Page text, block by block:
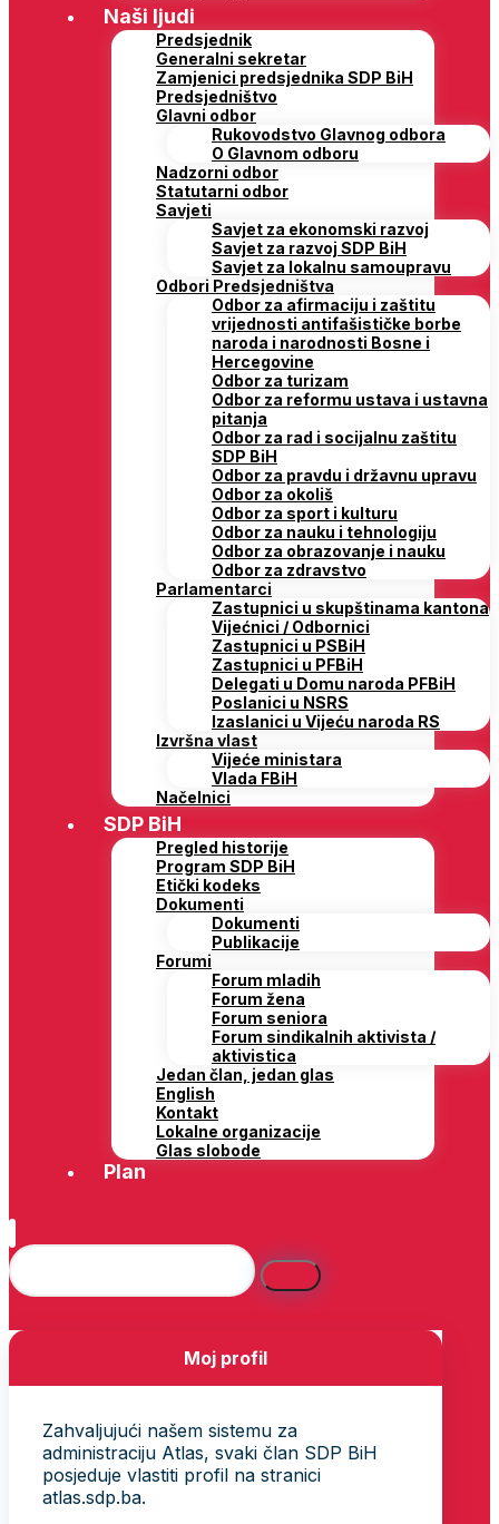
Naši ljudi
Predsjednik
Generalni sekretar
Zamjenici predsjednika SDP BiH
Predsjedništvo
Glavni odbor
Rukovodstvo Glavnog odbora
O Glavnom odboru
Nadzorni odbor
Statutarni odbor
Savjeti
Savjet za ekonomski razvoj
Savjet za razvoj SDP BiH
Savjet za lokalnu samoupravu
Odbori Predsjedništva
Odbor za afirmaciju i zaštitu
vrijednosti antifašističke borbe
naroda i narodnosti Bosne i
Hercegovine
Odbor za turizam
Odbor za reformu ustava i ustavna
pitanja
Odbor za rad i socijalnu zaštitu
SDP BiH
Odbor za pravdu i državnu upravu
Odbor za okoliš
Odbor za sport i kulturu
Odbor za nauku i tehnologiju
Odbor za obrazovanje i nauku
Odbor za zdravstvo
Parlamentarci
Zastupnici u skupštinama kantona
Vijećnici / Odbornici
Zastupnici u PSBiH
Zastupnici u PFBiH
Delegati u Domu naroda PFBiH
Poslanici u NSRS
Izaslanici u Vijeću naroda RS
Izvršna vlast
Vijeće ministara
Vlada FBiH
Načelnici
SDP BiH
Pregled historije
Program SDP BiH
Etički kodeks
Dokumenti
Dokumenti
Publikacije
Forumi
Forum mladih
Forum žena
Forum seniora
Forum sindikalnih aktivista /
aktivistica
Jedan član, jedan glas
English
Kontakt
Lokalne organizacije
Glas slobode
Plan
Moj profil
Zahvaljujući našem sistemu za
administraciju Atlas, svaki član SDP BiH
posjeduje vlastiti profil na stranici
atlas.sdp.ba.